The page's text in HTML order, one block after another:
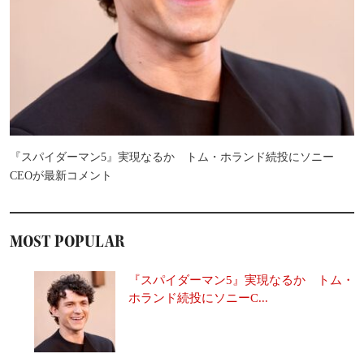
『スパイダーマン5』実現なるか トム・ホランド続投にソニー
CEOが最新コメント
MOST POPULAR
『スパイダーマン5』実現なるか トム・
ホランド続投にソニーC...